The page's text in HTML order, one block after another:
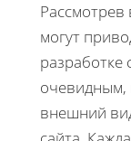
могут
разработке
очевидным,
внешний